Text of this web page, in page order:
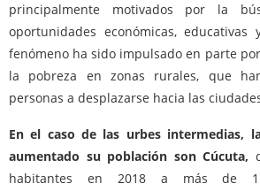
principalmente motivados por la
oportunidades económicas, educativas
fenómeno ha sido impulsado en parte
la pobreza en zonas rurales, que
personas a desplazarse hacia las
En el caso de las urbes intermedias,
aumentado su población son Cúcuta,
habitantes en 2018 a más de